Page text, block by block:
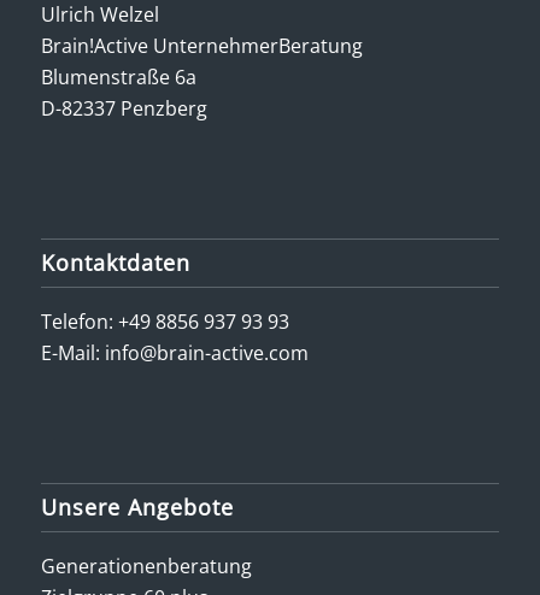
Ulrich Welzel
Brain!Active UnternehmerBeratung
Blumenstraße 6a
D-82337 Penzberg
Kontaktdaten
Telefon: +49 8856 937 93 93
E-Mail: info@brain-active.com
Unsere Angebote
Generationenberatung